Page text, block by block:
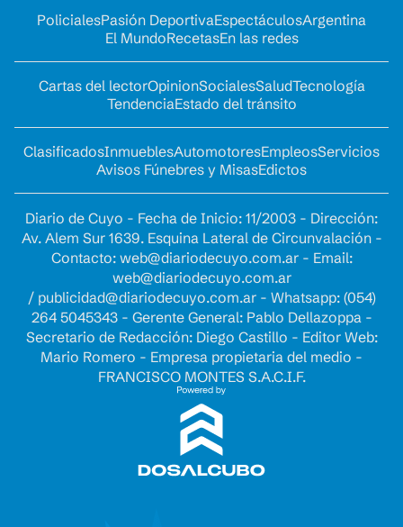
PolicialesPasión DeportivaEspectáculosArgentina
El MundoRecetasEn las redes
Cartas del lectorOpinionSocialesSaludTecnología
TendenciaEstado del tránsito
ClasificadosInmueblesAutomotoresEmpleosServicios
Avisos Fúnebres y MisasEdictos
Diario de Cuyo - Fecha de Inicio: 11/2003 - Dirección:
Av. Alem Sur 1639. Esquina Lateral de Circunvalación -
Contacto: web@diariodecuyo.com.ar- Email:
web@diariodecuyo.com.ar
/ publicidad@diariodecuyo.com.ar- Whatsapp: (054)
264 5045343 - Gerente General: Pablo Dellazoppa -
Secretario de Redacción: Diego Castillo - Editor Web:
Mario Romero - Empresa propietaria del medio -
FRANCISCO MONTES S.A.C.I.F.